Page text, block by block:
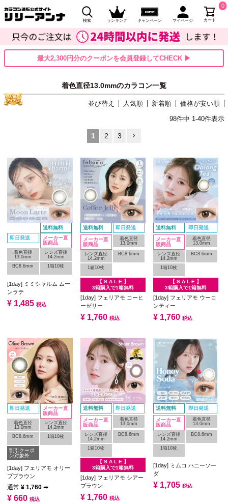
検索 ランキング キャンペーン マイページ カート
0
最大2,300円分のクーポンを会員登録してCHECK ▶
着色直径13.0mmのカラコン一覧
並び替え 人気順 新着順
価格が安い順
98件中 1-40件表示
1 2 3
送料無料
即日発送
メーカー直
販商品
着色直径
13.0mm
レンズ直径
14.2mm
BC8.6mm
1箱10枚
[1day] ミミシャルム ムー
ンラテ
¥ 1,485 税込
送料無料 即日発送
メーカー直
販商品
着色直径
13.0mm
レンズ直径
14.2mm
BC8.6mm
1箱10枚
【 S A L E 】
3箱購入で1箱無料
[1day] フェリアモ コーヒ
ーゼリー
¥ 1,760 税込
送料無料 即日発送
メーカー直
販商品
着色直径
13.0mm
レンズ直径
14.2mm
BC8.6mm
1箱10枚
【 S A L E 】
3箱購入で1箱無料
[1day] フェリアモ ウーロ
ンティー
¥ 1,760 税込
即日発送
メーカー直
販商品
着色直径
13.0mm
レンズ直径
14.2mm
BC8.6mm
1箱10枚
割引クーポ
ン対象外
[1day] フェリアモ オリー
ブブラウン
通常 ¥ 1,760 ➡
¥ 660 税込
送料無料 即日発送
メーカー直
販商品
着色直径
13.0mm
レンズ直径
14.2mm
BC8.6mm
1箱10枚
【 S A L E 】
3箱購入で1箱無料
[1day] フェリアモ シアー
ブラウン
¥ 1,760 税込
送料無料 即日発送
メーカー直
販商品
着色直径
13.0mm
レンズ直径
14.2mm
BC8.6mm
1箱10枚
[1day] ミムコ ハニーソー
ダ
¥ 1,705 税込